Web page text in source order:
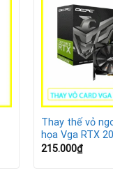
Thay thế vỏ
họa Vga RTX
215.000₫